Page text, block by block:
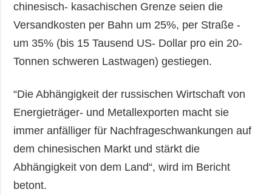
chinesisch- kasachischen Grenze seien die
Versandkosten per Bahn um 25%, per Straße -
um 35% (bis 15 Tausend US- Dollar pro ein 20-
Tonnen schweren Lastwagen) gestiegen.
“Die Abhängigkeit der russischen Wirtschaft von
Energieträger- und Metallexporten macht sie
immer anfälliger für Nachfrageschwankungen auf
dem chinesischen Markt und stärkt die
Abhängigkeit von dem Land“, wird im Bericht
betont.